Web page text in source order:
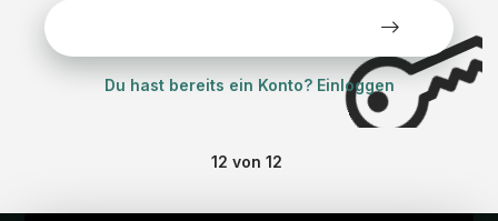
Du hast bereits ein Konto? Einloggen
12 von 12